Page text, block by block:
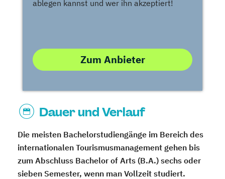
ablegen kannst und wer ihn akzeptiert!
Zum Anbieter
Dauer und Verlauf
Die meisten Bachelorstudiengänge im Bereich des
internationalen Tourismusmanagement gehen bis
zum Abschluss Bachelor of Arts (B.A.) sechs oder
sieben Semester, wenn man Vollzeit studiert.